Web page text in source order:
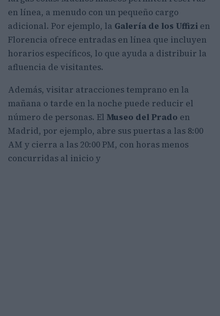
en línea, a menudo con un pequeño cargo
adicional. Por ejemplo, la Galería de los Uffizi en
Florencia ofrece entradas en línea que incluyen
horarios específicos, lo que ayuda a distribuir la
afluencia de visitantes.
Además, visitar atracciones temprano en la
mañana o tarde en la noche puede reducir el
número de personas. El Museo del Prado en
Madrid, por ejemplo, abre sus puertas a las 8:00
AM y cierra a las 20:00 PM, con horas menos
concurridas al inicio y